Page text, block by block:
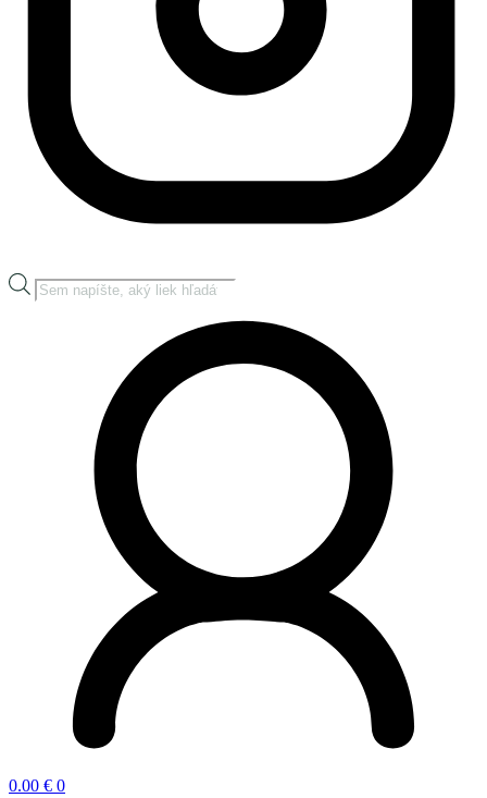
Products
search
0.00 € 0